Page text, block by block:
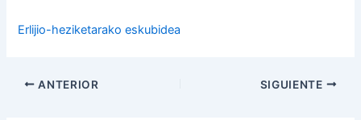
Erlijio-heziketarako eskubidea
ANTERIOR SIGUIENTE